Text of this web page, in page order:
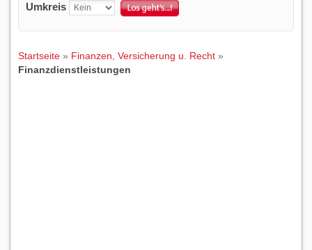
Umkreis
Startseite » Finanzen, Versicherung u. Recht »
Finanzdienstleistungen